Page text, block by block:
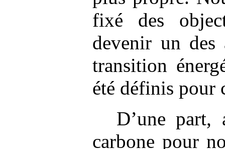
fixé des
devenir un des
transition
été définis pour
D’une part,
carbone pour